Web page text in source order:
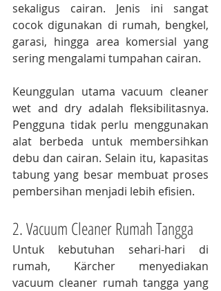
sekaligus cairan. Jenis ini sangat
cocok digunakan di rumah, bengkel,
garasi, hingga area komersial yang
sering mengalami tumpahan cairan.
Keunggulan utama vacuum cleaner
wet and dry adalah fleksibilitasnya.
Pengguna tidak perlu menggunakan
alat berbeda untuk membersihkan
debu dan cairan. Selain itu, kapasitas
tabung yang besar membuat proses
pembersihan menjadi lebih efisien.
2. Vacuum Cleaner Rumah Tangga
Untuk kebutuhan sehari-hari di
rumah, Kärcher menyediakan
vacuum cleaner rumah tangga yang